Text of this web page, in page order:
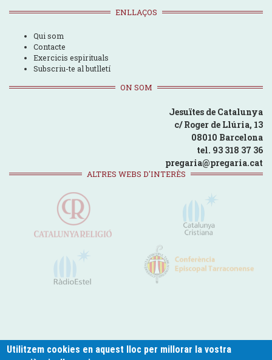
ENLLAÇOS
Qui som
Contacte
Exercicis espirituals
Subscriu-te al butlletí
ON SOM
Jesuïtes de Catalunya
c/ Roger de Llúria, 13
08010 Barcelona
tel. 93 318 37 36
pregaria@pregaria.cat
ALTRES WEBS D'INTERÈS
Utilitzem cookies en aquest lloc per millorar la vostra